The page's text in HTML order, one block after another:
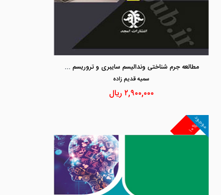
مطالعه جرم شناختی وندالیسم سایبری و تروریسم سایبری و راهکارهای پیشگیری از آنها
سميه قديم زاده
۲,۹۰۰,۰۰۰ریال
۱۰%
موجود